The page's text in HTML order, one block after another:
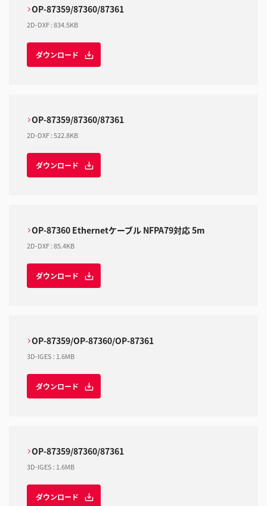
OP-87359/87360/87361
2D-DXF:834.5KB
ダウンロード
OP-87359/87360/87361
2D-DXF:522.8KB
ダウンロード
OP-87360 Ethernetケーブル NFPA79対応 5m
2D-DXF:85.4KB
ダウンロード
OP-87359/OP-87360/OP-87361
3D-IGES : 1.6MB
ダウンロード
OP-87359/87360/87361
3D-IGES : 1.6MB
ダウンロード